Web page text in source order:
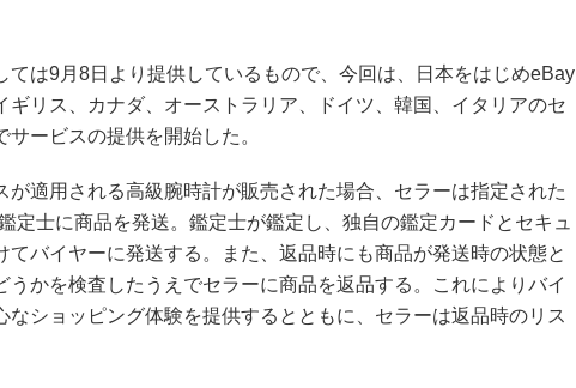
ては9月8日より提供しているもので、今回は、日本をはじめeBay
ギリス、カナダ、オーストラリア、ドイツ、韓国、イタリアのセ
サービスの提供を開始した。
が適用される高級腕時計が販売された場合、セラーは指定された
定士に商品を発送。鑑定士が鑑定し、独自の鑑定カードとセキュ
てバイヤーに発送する。また、返品時にも商品が発送時の状態と
うかを検査したうえでセラーに商品を返品する。これによりバイ
なショッピング体験を提供するとともに、セラーは返品時のリス